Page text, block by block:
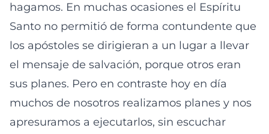
hagamos. En muchas ocasiones el Espíritu
Santo no permitió de forma contundente que
los apóstoles se dirigieran a un lugar a llevar
el mensaje de salvación, porque otros eran
sus planes. Pero en contraste hoy en día
muchos de nosotros realizamos planes y nos
apresuramos a ejecutarlos, sin escuchar